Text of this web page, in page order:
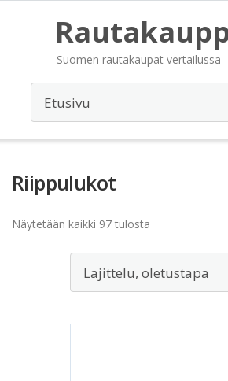
Suomen rautakaupat vertailussa
Riippulukot
Näytetään kaikki 97 tulosta